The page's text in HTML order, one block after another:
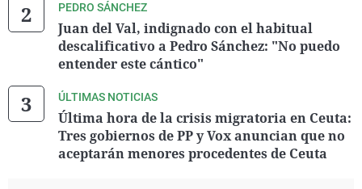
PEDRO SÁNCHEZ
Juan del Val, indignado con el habitual
descalificativo a Pedro Sánchez: "No puedo
entender este cántico"
ÚLTIMAS NOTICIAS
Última hora de la crisis migratoria en Ceuta:
Tres gobiernos de PP y Vox anuncian que no
aceptarán menores procedentes de Ceuta